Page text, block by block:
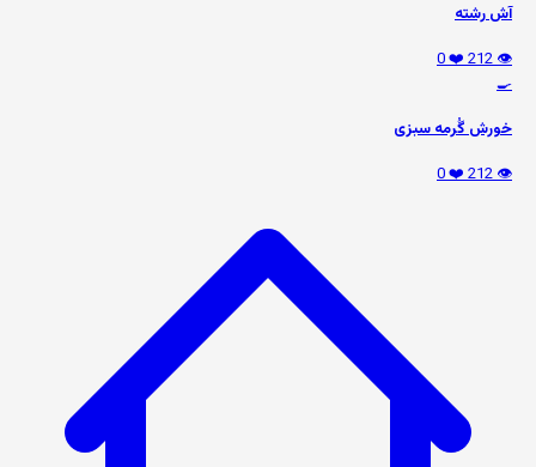
آش رشته
👁️ 212
❤️ 0
🍳
خورش گُرمه سبزی
👁️ 212
❤️ 0